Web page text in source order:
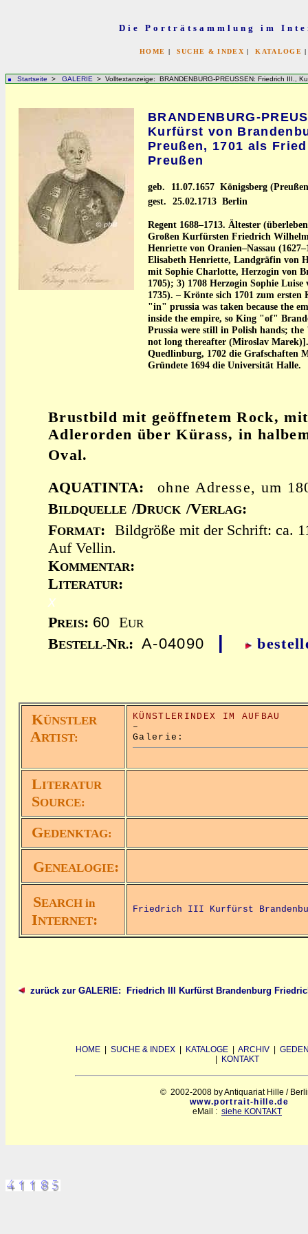
Die Porträtsammlung im
HOME | SUCHE & INDEX |KATALOGE
Startseite > GALERIE > Volltextanzeige: BRANDENBURG-PREUSSEN: Friedrich III.,
BRANDENBURG-
Kurfürst von
Preußen, 1701 als
Preußen
geb.
11.07.1657 Königsberg
gest.
25.02.1713 Berlin
Regent 1688–1713. Ältester
Großen Kurfürsten Friedrich
Henriette von Oranien–Nassau
Elisabeth Henriette, Landgräfin von
mit Sophie Charlotte, Herzogin von
1705); 3) 1708 Herzogin Sophie
1735). – Krönte sich 1701 zum
"in" prussia was taken because the
inside the empire, so King "of"
Prussia were still in Polish hands;
not long thereafter (Miroslav
Quedlinburg, 1702 die Grafschaften
Gründete 1694 die Universität Halle.
Brustbild mit geöffnetem Rock,
Adlerorden über Kürass, in
Oval.
AQUATINTA:
ohne Adresse, um
BILDQUELLE /DRUCK /VERLAG:
FORMAT:
Bildgröße mit der Schrift: ca.
Auf Vellin.
KOMMENTAR:
LITERATUR:
x
PREIS: 60 EUR
BESTELL-NR.: A-04090 |
KÜNSTLER
ARTIST:
KÜNSTLERINDEX IM AUFBAU
–
Galerie:
LITERATUR
SOURCE:
GEDENKTAG:
GENEALOGIE:
SEARCH in
INTERNET:
Friedrich III Kurfürst
zurück zur GALERIE: Friedrich III Kurfürst Brandenburg
HOME SUCHE & INDEX KATALOGE ARCHIV
KONTAKT
© 2002-2008 by Antiquariat Hille /
www.portrait-hille.de
eMail : siehe KONTAKT